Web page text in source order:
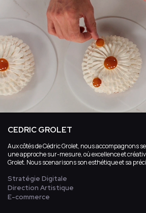
CEDRIC GROLET
Aux côtés de Cédric Grolet, nous accompagnons
une approche sur-mesure, où excellence et
Grolet. Nous scenarisons son esthétique et sa
Stratégie Digitale
Direction Artistique
E-commerce